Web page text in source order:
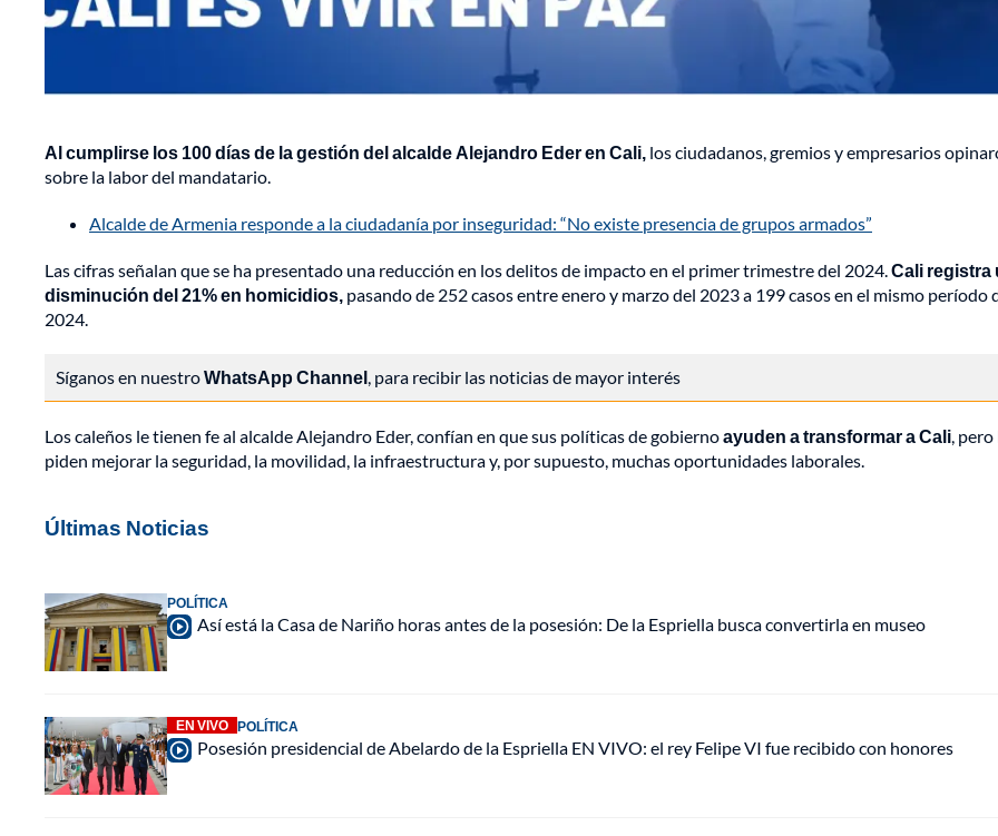
Al cumplirse los 100 días de la gestión del alcalde Alejandro Eder en Cali, los ciudadanos, gremios y empresarios
sobre la labor del mandatario.
Alcalde de Armenia responde a la ciudadanía por inseguridad: “No existe presencia de grupos armados”
Las cifras señalan que se ha presentado una reducción en los delitos de impacto en el primer trimestre del 2024.Cali registra
disminución del 21% en homicidios, pasando de 252 casos entre enero y marzo del 2023 a 199 casos en el mismo período
2024.
Síganos en nuestroWhatsApp Channel, para recibir las noticias de mayor interés
Los caleños le tienen fe al alcalde Alejandro Eder, confían en que sus políticas de gobiernoayuden a transformar a Cali, pero
piden mejorar la seguridad, la movilidad, la infraestructura y, por supuesto, muchas oportunidades laborales.
Últimas Noticias
POLÍTICA
Así está la Casa de Nariño horas antes de la posesión: De la Espriella busca convertirla en museo
EN VIVO POLÍTICA
Posesión presidencial de Abelardo de la Espriella EN VIVO: el rey Felipe VI fue recibido con honores